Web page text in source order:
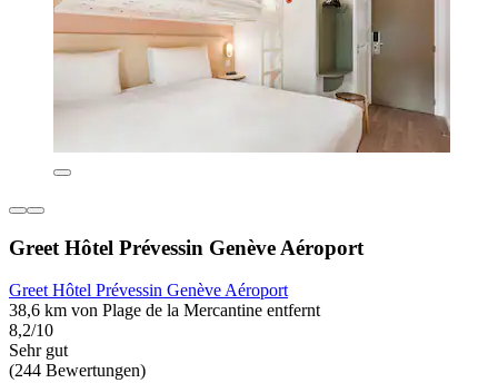
Greet Hôtel Prévessin Genève Aéroport
Greet Hôtel Prévessin Genève Aéroport
38,6 km von Plage de la Mercantine entfernt
8,2/10
Sehr gut
(244 Bewertungen)